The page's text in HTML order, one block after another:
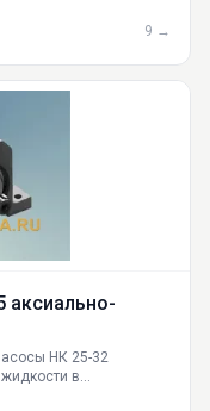
9 →
аксиально-
НК 25-32
в